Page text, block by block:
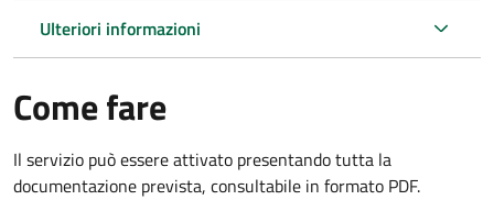
Ulteriori informazioni
Come fare
Il servizio può essere attivato presentando tutta la
documentazione prevista, consultabile in formato PDF.